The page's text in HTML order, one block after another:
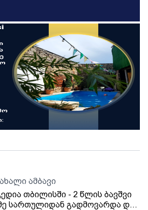
ამბავი
თბილისში - 2 წლის ბავშვი
სართულიდან გადმოვარდა და